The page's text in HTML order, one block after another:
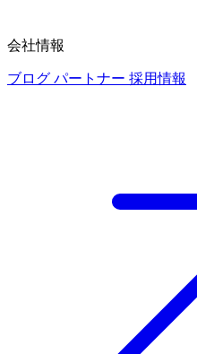
会社情報
ブログ パートナー 採用情報